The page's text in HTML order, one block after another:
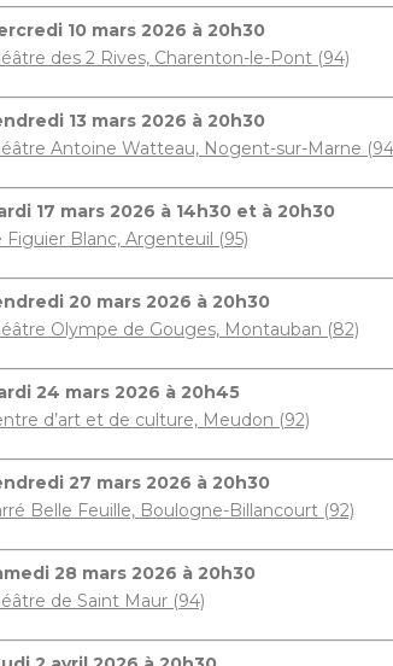
10 mars 2026 à 20h30
des 2 Rives, Charenton-le-Pont (94)
13 mars 2026 à 20h30
Antoine Watteau, Nogent-sur-Marne
17 mars 2026 à 14h30 et à 20h30
Figuier Blanc, Argenteuil (95)
20 mars 2026 à 20h30
Olympe de Gouges, Montauban (82)
24 mars 2026 à 20h45
d’art et de culture, Meudon (92)
27 mars 2026 à 20h30
Belle Feuille, Boulogne-Billancourt (92)
28 mars 2026 à 20h30
de Saint Maur (94)